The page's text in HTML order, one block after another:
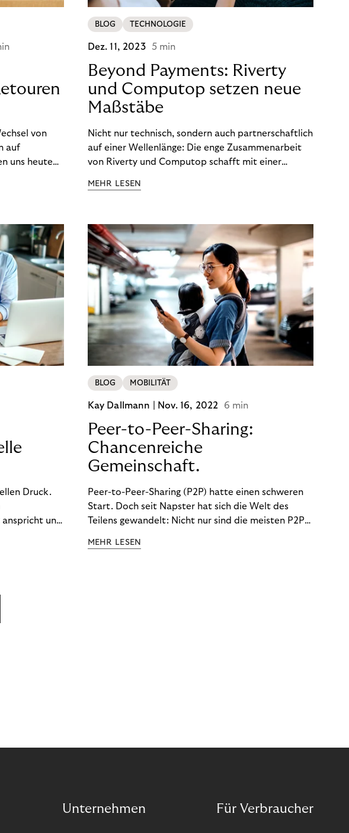
von
auf
uns heute
BLOG TECHNOLOGIE
Dez. 11, 2023 5 min
Beyond Payments: Riverty
und Computop setzen neue
Maßstäbe
Nicht nur technisch, sondern auch partnerschaftlich
auf einer Wellenlänge: Die enge Zusammenarbeit
von Riverty und Computop schafft mit einer
Zahlungsabwicklung echte Mehrwerte für Händler.
MEHR LESEN
Druck.
anspricht und
BLOG MOBILITÄT
Kay Dallmann | Nov. 16, 2022 6 min
Peer-to-Peer-Sharing:
Chancenreiche
Gemeinschaft.
Peer-to-Peer-Sharing (P2P) hatte einen schweren
Start. Doch seit Napster hat sich die Welt des
Teilens gewandelt: Nicht nur sind die meisten P2P-
wird, hat sich geändert. Das bietet Unternehmen
MEHR LESEN
Unternehmen Für Verbraucher